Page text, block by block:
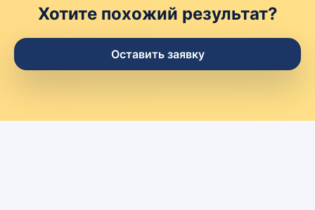
Хотите похожий результат?
Оставить заявку